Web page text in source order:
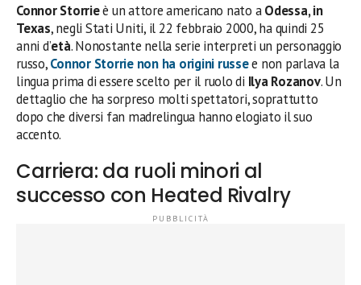
Connor Storrieè un attore americano nato aOdessa, in
Texas, negli Stati Uniti, il 22 febbraio 2000, ha quindi 25
anni d’età. Nonostante nella serie interpreti un personaggio
russo,Connor Storrie non ha origini russee non parlava la
lingua prima di essere scelto per il ruolo di Ilya Rozanov. Un
dettaglio che ha sorpreso molti spettatori, soprattutto
dopo che diversi fan madrelingua hanno elogiato il suo
accento.
Carriera: da ruoli minori al
successo con Heated Rivalry